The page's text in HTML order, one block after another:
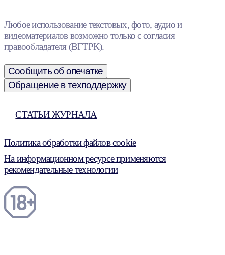
Любое использование текстовых, фото, аудио и
видеоматериалов возможно только с согласия
правообладателя (ВГТРК).
Сообщить об опечатке
Обращение в техподдержку
СТАТЬИ ЖУРНАЛА
Политика обработки файлов cookie
На информационном ресурсе применяются
рекомендательные технологии